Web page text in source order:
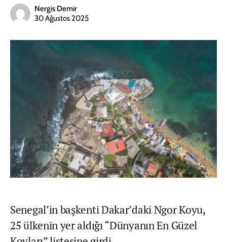
Nergis Demir
30 Ağustos 2025
Senegal’in başkenti Dakar’daki Ngor Koyu,
25 ülkenin yer aldığı “Dünyanın En Güzel